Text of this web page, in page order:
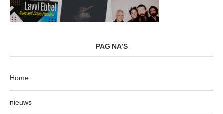
PAGINA’S
Home
nieuws